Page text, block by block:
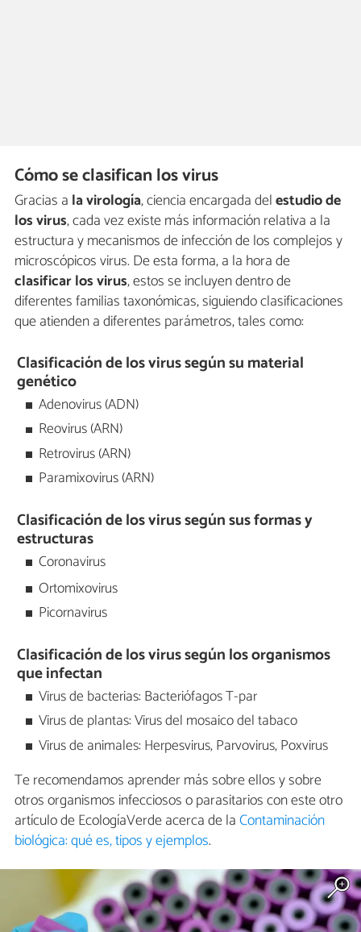
Cómo se clasifican los virus
Gracias a la virología, ciencia encargada delestudio de
los virus, cada vez existe más información relativa a la
estructura y mecanismos de infección de los complejos y
microscópicos virus. De esta forma, a la hora de
clasificar los virus, estos se incluyen dentro de
diferentes familias taxonómicas, siguiendo clasificaciones
que atienden a diferentes parámetros, tales como:
Clasificación de los virus según su material
genético
Adenovirus (ADN)
Reovirus (ARN)
Retrovirus (ARN)
Paramixovirus (ARN)
Clasificación de los virus según sus formas y
estructuras
Coronavirus
Ortomixovirus
Picornavirus
Clasificación de los virus según los organismos
que infectan
Virus de bacterias: Bacteriófagos T-par
Virus de plantas: Virus del mosaico del tabaco
Virus de animales: Herpesvirus, Parvovirus, Poxvirus
Te recomendamos aprender más sobre ellos y sobre
otros organismos infecciosos o parasitarios con este otro
artículo de EcologíaVerde acerca de laContaminación
biológica: qué es, tipos y ejemplos.